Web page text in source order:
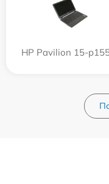
HP Pavilion 15-